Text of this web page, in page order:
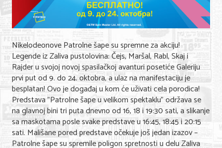
Usluge
Nega lica i tela
Shopping
Sve za venčanje
Sve za decu
Kuća i bašta
Gastronomija
Nikelodeonove Patrolne šape su spremne za akciju!
Legende iz Zaliva pustolovina: Čejs, Maršal, Rabl, Skaj i
Rajder u svojoj novoj spasilačkoj avanturi posetiće Galeriju
prvi put od 9. do 24. oktobra, a ulaz na manifestaciju je
besplatan! Ovo je događaj u kom će uživati cela porodica!
Predstava "Patrolne šape u velikom spektaklu" održava se
na glavnoj bini tri puta dnevno od 16, 18 i 19:30 sati, a slikanje
sa maskotama posle svake predstave u 16:45, 18:45 i 20:15
sati. Mališane pored predstave očekuje još jedan izazov –
Patrolne šape su spremile poligon spretnosti u delu Zaliva